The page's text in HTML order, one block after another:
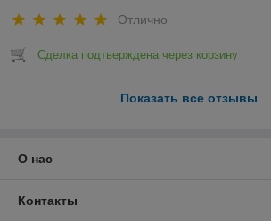
Отлично
Сделка подтверждена через корзину
Показать все отзывы
О нас
Контакты